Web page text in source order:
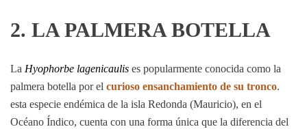
2. LA PALMERA BOTELLA
La Hyophorbe lagenicaulis es popularmente conocida como la
palmera botella por el curioso ensanchamiento de su tronco.
esta especie endémica de la isla Redonda (Mauricio), en el
Océano Índico, cuenta con una forma única que la diferencia del